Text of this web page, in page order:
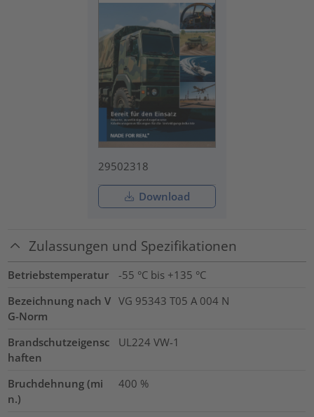
29502318
Download
Zulassungen und Spezifikationen
Betriebstemperatur
-55 °C bis +135 °C
Bezeichnung nach V
G-Norm
VG 95343 T05 A 004 N
Brandschutzeigensc
haften
UL224 VW-1
Bruchdehnung (mi
n.)
400 %